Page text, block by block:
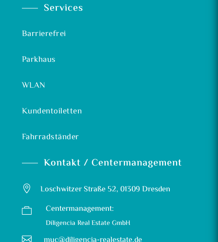
Services
Barrierefrei
Parkhaus
WLAN
Kundentoiletten
Fahrradständer
Kontakt / Centermanagement
 Loschwitzer Straße 52, 01309 Dresden
 Centermanagement:
Diligencia Real Estate GmbH
